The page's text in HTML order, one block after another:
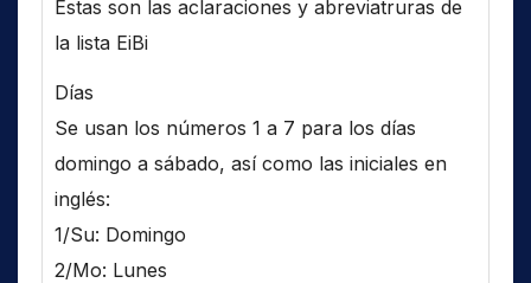
Estas son las aclaraciones y abreviatruras de
la lista EiBi
Días
Se usan los números 1 a 7 para los días
domingo a sábado, así como las iniciales en
inglés:
1/Su: Domingo
2/Mo: Lunes